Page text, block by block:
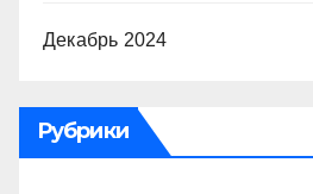
Декабрь 2024
Рубрики